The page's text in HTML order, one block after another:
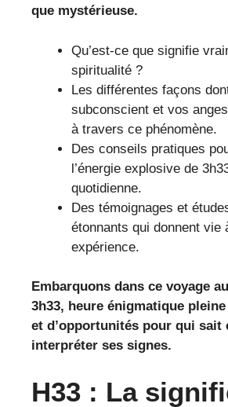
que mystérieuse.
Qu’est-ce que signifie
spiritualité ?
Les différentes façons
subconscient et vos
à travers ce phénomène.
Des conseils pratiques
l’énergie explosive de
quotidienne.
Des témoignages et
étonnants qui donnent vie
expérience.
Embarquons dans ce voyage
3h33, heure énigmatique
et d’opportunités pour qui sait
interpréter ses signes.
H33 : La